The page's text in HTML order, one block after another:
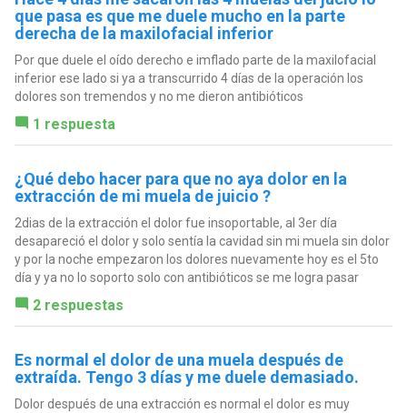
que pasa es que me duele mucho en la parte
derecha de la maxilofacial inferior
Por que duele el oído derecho e imflado parte de la maxilofacial
inferior ese lado si ya a transcurrido 4 días de la operación los
dolores son tremendos y no me dieron antibióticos
1 respuesta
¿Qué debo hacer para que no aya dolor en la
extracción de mi muela de juicio ?
2dias de la extracción el dolor fue insoportable, al 3er día
desapareció el dolor y solo sentía la cavidad sin mi muela sin dolor
y por la noche empezaron los dolores nuevamente hoy es el 5to
día y ya no lo soporto solo con antibióticos se me logra pasar
2 respuestas
Es normal el dolor de una muela después de
extraída. Tengo 3 días y me duele demasiado.
Dolor después de una extracción es normal el dolor es muy